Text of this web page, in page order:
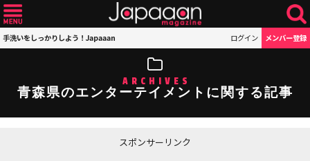
手洗いをしっかりしよう！Japaaan ログイン メンバー登録
ARCHIVES
青森県のエンターテイメントに関する記事
スポンサーリンク